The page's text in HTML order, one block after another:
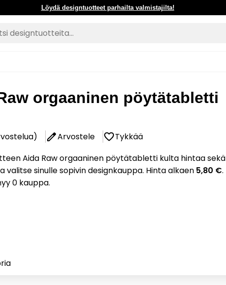
Löydä designtuotteet parhailta valmistajilta!
orgaaninen pöytätabletti
Arvostele
Tykkää
Aida Raw orgaaninen pöytätabletti kulta hintaa sekä
valitse sinulle sopivin designkauppa. Hinta alkaen 5,80 €.
0 kauppa.